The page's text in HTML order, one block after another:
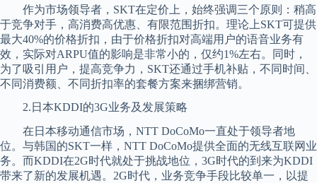
作为市场领导者，SKT在定价上，始终强调三个原则：稍高
于竞争对手，高消费高优惠、有限范围折扣。理论上SKT可提供
最大40%的价格折扣，由于价格折扣对高端用户的语音业务有
效，实际对ARPU值的影响是非常小的，仅约1%左右。同时，
为了吸引用户，提高竞争力，SKT还通过手机补贴，不同时间、
不同消费额、不同折扣率的套餐方案来捆绑营销。
2.日本KDDI的3G业务及发展策略
在日本移动通信市场，NTT DoCoMo一直处于领导者地
位。与韩国的SKT一样，NTT DoCoMo提供全面的无线互联网业
务。而KDDI在2G时代就处于挑战地位，3G时代的到来为KDDI
带来了新的发展机遇。2G时代，业务竞争手段比较单一，以提